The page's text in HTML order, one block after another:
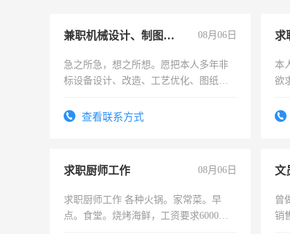
兼职机械设计、制图、设备改造 08月06日
急之所急，想之所想。愿把本人多年非
标设备设计、改造、工艺优化、图纸制
结识有识之士，共享未来。
查看联系方式
求
本
欲
求职厨师工作 08月06日
求职厨师工作 各种火锅。家常菜。早
点。食堂。烧烤海鲜，工资要求6000以
文
曾
销